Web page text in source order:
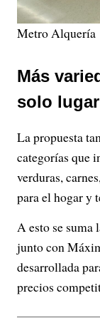
Metro Alquería
Más
solo lugar
La propuesta
categorías que
verduras,
para el hogar y
A esto se suma
junto con
desarrollada
precios